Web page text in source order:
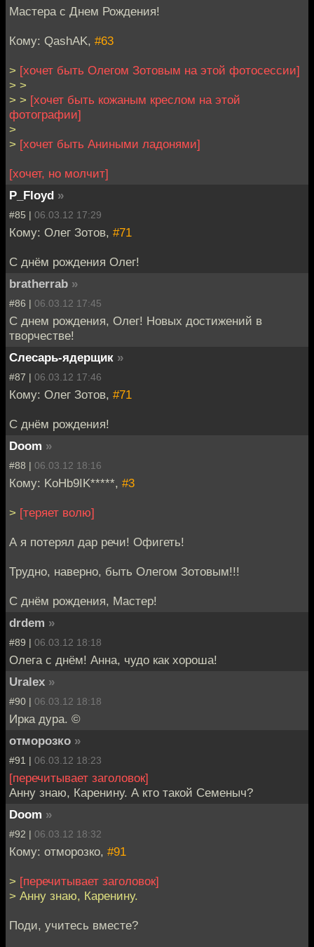
Мастера с Днем Рождения!
Кому: QashAK, #63
> [хочет быть Олегом Зотовым на этой фотосессии]
> >
> > [хочет быть кожаным креслом на этой
фотографии]
>
> [хочет быть Аниными ладонями]
[хочет, но молчит]
P_Floyd »
#85 | 06.03.12 17:29
Кому: Олег Зотов, #71
С днём рождения Олег!
bratherrab »
#86 | 06.03.12 17:45
С днем рождения, Олег! Новых достижений в
творчестве!
Слесарь-ядерщик »
#87 | 06.03.12 17:46
Кому: Олег Зотов, #71
С днём рождения!
Doom »
#88 | 06.03.12 18:16
Кому: KoHb9IK*****, #3
> [теряет волю]
А я потерял дар речи! Офигеть!
Трудно, наверно, быть Олегом Зотовым!!!
С днём рождения, Мастер!
drdem »
#89 | 06.03.12 18:18
Олега с днём! Анна, чудо как хороша!
Uralex »
#90 | 06.03.12 18:18
Ирка дура. ©
отморозко »
#91 | 06.03.12 18:23
[перечитывает заголовок]
Анну знаю, Каренину. А кто такой Семеныч?
Doom »
#92 | 06.03.12 18:32
Кому: отморозко, #91
> [перечитывает заголовок]
> Анну знаю, Каренину.
Поди, учитесь вместе?